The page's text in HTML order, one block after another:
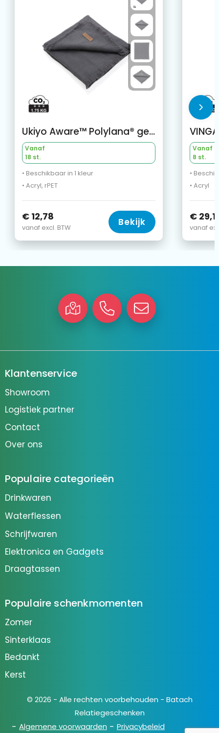
Ukiyo Aware™ Polylana® geweven deken 130x150cm
Vanaf
18 st.
• Beschikbaar in 1 kleur
• Acryl, rPET
€ 12,78
vanaf excl. BTW Bekijk
Vanaf
8 st.
•
• Acryl
€
vanaf
Klantenservice
Showroom
Logistiek partner
Contact
Over ons
Populaire categorieën
Drinkwaren
Waterflessen
Schrijfwaren
Elektronica en Gadgets
Draagtassen
Populaire schenkmomenten
Zomer
Sinterklaas
Bedankt
Kerst
© 2026 - Alle rechten voorbehouden - Batach
Relatiegeschenken
Algemene voorwaarden
Privacybeleid